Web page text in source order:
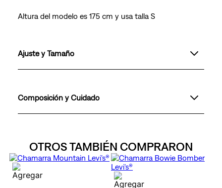
Altura del modelo es 175 cm y usa talla S
Ajuste y Tamaño
Composición y Cuidado
OTROS TAMBIÉN COMPRARON